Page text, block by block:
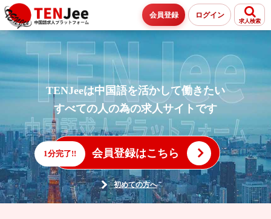
会員登録 ログイン
求人検索
TENJeeは中国語を活かして働きたい
すべての人の為の求人サイトです
会員登録はこちら
1分完了!!
初めての方へ